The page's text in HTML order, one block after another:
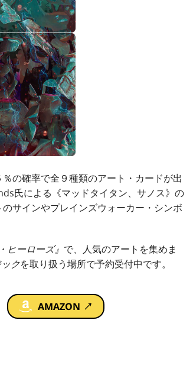
の確率で全９種類のアート・カードが出
氏による《マッドタイタン、サノス》の
サインやプレインズウォーカー・シンボ
ヒーローズ』 で、人気のアートを集めま
クを取り扱う場所で予約受付中です。
AMAZON ↗